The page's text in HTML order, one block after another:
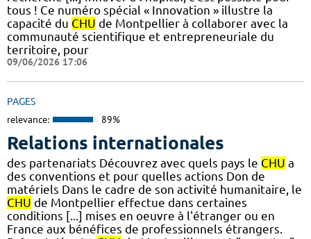
tous ! Ce numéro spécial « Innovation » illustre la
capacité du CHU de Montpellier à collaborer avec la
communauté scientifique et entrepreneuriale du
territoire, pour
09/06/2026 17:06
PAGES
relevance: 89%
Relations internationales
des partenariats Découvrez avec quels pays le CHU a
des conventions et pour quelles actions Don de
matériels Dans le cadre de son activité humanitaire, le
CHU de Montpellier effectue dans certaines
conditions [...] mises en oeuvre à l'étranger ou en
France aux bénéfices de professionnels étrangers.